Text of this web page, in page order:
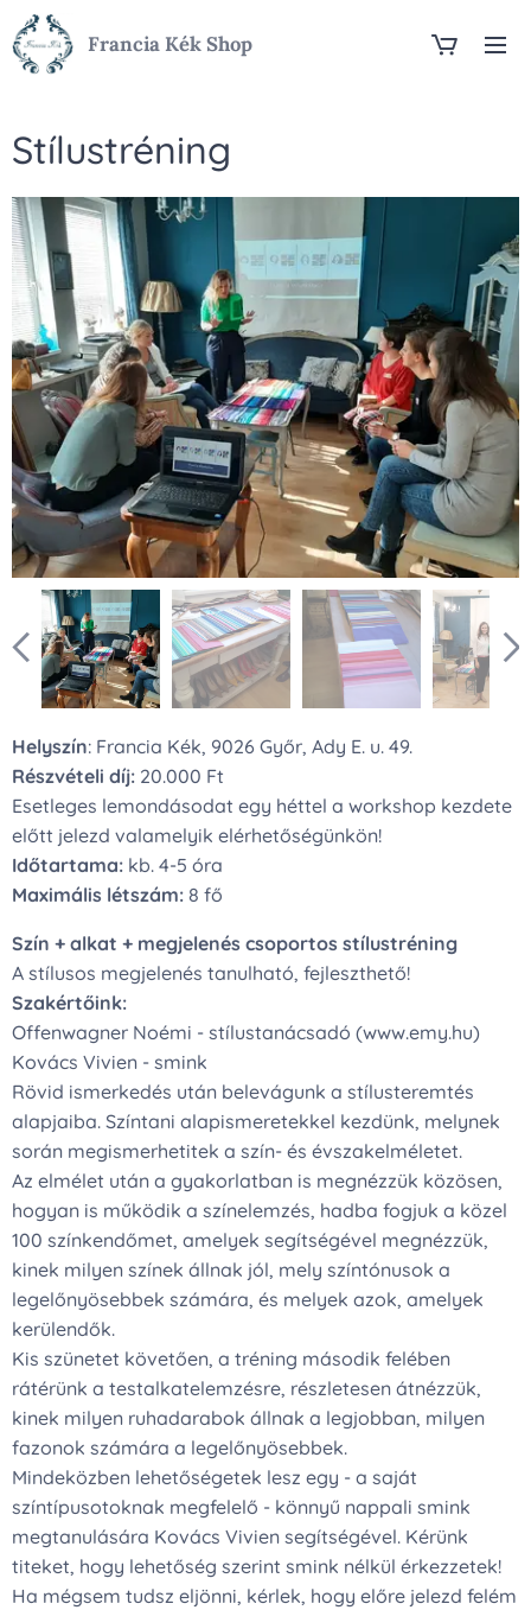
Francia Kék Shop
Stílustréning
Helyszín: Francia Kék, 9026 Győr, Ady E. u. 49.
Részvételi díj: 20.000 Ft
Esetleges lemondásodat egy héttel a workshop kezdete
előtt jelezd valamelyik elérhetőségünkön!
Időtartama: kb. 4-5 óra
Maximális létszám: 8 fő
Szín + alkat + megjelenés csoportos stílustréning
A stílusos megjelenés tanulható, fejleszthető!
Szakértőink:
Offenwagner Noémi - stílustanácsadó (www.emy.hu)
Kovács Vivien - smink
Rövid ismerkedés után belevágunk a stílusteremtés
alapjaiba. Színtani alapismeretekkel kezdünk, melynek
során megismerhetitek a szín- és évszakelméletet.
Az elmélet után a gyakorlatban is megnézzük közösen,
hogyan is működik a színelemzés, hadba fogjuk a közel
100 színkendőmet, amelyek segítségével megnézzük,
kinek milyen színek állnak jól, mely színtónusok a
legelőnyösebbek számára, és melyek azok, amelyek
kerülendők.
Kis szünetet követően, a tréning második felében
rátérünk a testalkatelemzésre, részletesen átnézzük,
kinek milyen ruhadarabok állnak a legjobban, milyen
fazonok számára a legelőnyösebbek.
Mindeközben lehetőségetek lesz egy - a saját
színtípusotoknak megfelelő - könnyű nappali smink
megtanulására Kovács Vivien segítségével. Kérünk
titeket, hogy lehetőség szerint smink nélkül érkezzetek!
Ha mégsem tudsz eljönni, kérlek, hogy előre jelezd felém